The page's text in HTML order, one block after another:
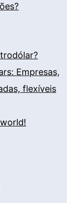
Empresas,
flexíveis